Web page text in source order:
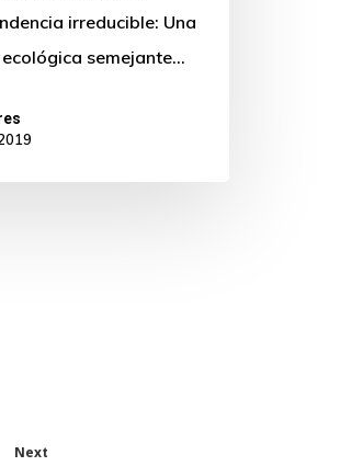
irreducible: Una
semejante…
Next